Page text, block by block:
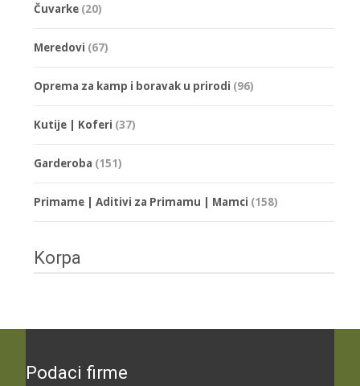
Čuvarke (20)
Meredovi (67)
Oprema za kamp i boravak u prirodi (96)
Kutije | Koferi (37)
Garderoba (151)
Primame | Aditivi za Primamu | Mamci (158)
Korpa
Podaci firme